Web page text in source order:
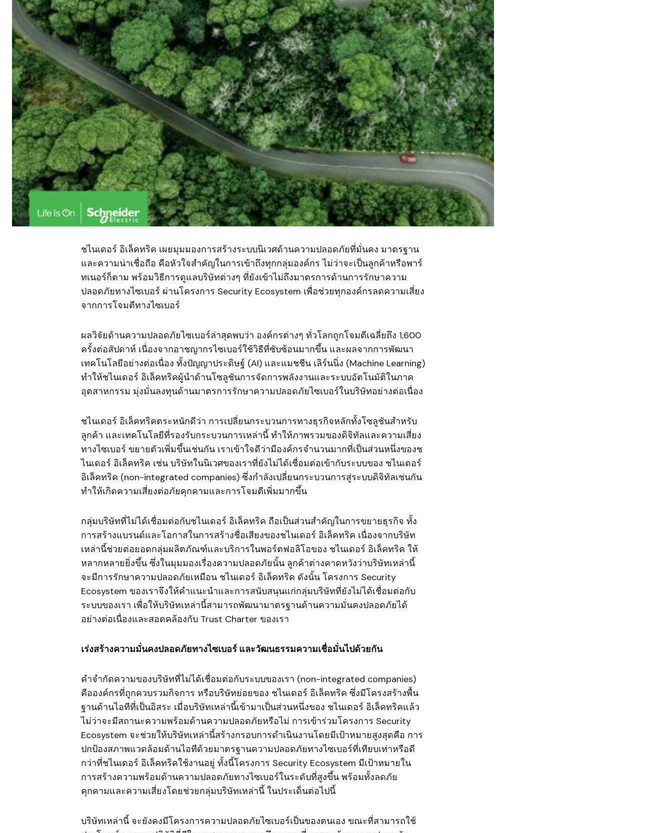
ชไนเดอร์ อิเล็คทริค เผยมุมมองการสร้างระบบนิเวศด้านความปลอดภัยที่มั่นคง มาตรฐาน
และความน่าเชื่อถือ คือหัวใจสำคัญในการเข้าถึงทุกกลุ่มองค์กร ไม่ว่าจะเป็นลูกค้าหรือพาร์
ทเนอร์ก็ตาม พร้อมวิธีการดูแลบริษัทต่างๆ ที่ยังเข้าไม่ถึงมาตรการด้านการรักษาความ
ปลอดภัยทางไซเบอร์ ผ่านโครงการ Security Ecosystem เพื่อช่วยทุกองค์กรลดความเสี่ยง
จากการโจมตีทางไซเบอร์
ผลวิจัยด้านความปลอดภัยไซเบอร์ล่าสุดพบว่า องค์กรต่างๆ ทั่วโลกถูกโจมตีเฉลี่ยถึง 1,600
ครั้งต่อสัปดาห์ เนื่องจากอาชญากรไซเบอร์ใช้วิธีที่ซับซ้อนมากขึ้น และผลจากการพัฒนา
เทคโนโลยีอย่างต่อเนื่อง ทั้งปัญญาประดิษฐ์ (AI) และแมชชีน เลิร์นนิ่ง (Machine Learning)
ทำให้ชไนเดอร์ อิเล็คทริคผู้นำด้านโซลูชันการจัดการพลังงานและระบบอัตโนมัติในภาค
อุตสาหกรรม มุ่งมั่นลงทุนด้านมาตรการรักษาความปลอดภัยไซเบอร์ในบริษัทอย่างต่อเนื่อง
ชไนเดอร์ อิเล็คทริคตระหนักดีว่า การเปลี่ยนกระบวนการทางธุรกิจหลักทั้งโซลูชันสำหรับ
ลูกค้า และเทคโนโลยีที่รองรับกระบวนการเหล่านี้ ทำให้ภาพรวมของดิจิทัลและความเสี่ยง
ทางไซเบอร์ ขยายตัวเพิ่มขึ้นเช่นกัน เราเข้าใจดีว่ามีองค์กรจำนวนมากที่เป็นส่วนหนึ่งของช
ไนเดอร์ อิเล็คทริค เช่น บริษัทในนิเวศของเราที่ยังไม่ได้เชื่อมต่อเข้ากับระบบของ ชไนเดอร์
อิเล็คทริค (non-integrated companies) ซึ่งกำลังเปลี่ยนกระบวนการสู่ระบบดิจิทัลเช่นกัน
ทำให้เกิดความเสี่ยงต่อภัยคุกคามและการโจมตีเพิ่มมากขึ้น
กลุ่มบริษัทที่ไม่ได้เชื่อมต่อกับชไนเดอร์ อิเล็คทริค ถือเป็นส่วนสำคัญในการขยายธุรกิจ ทั้ง
การสร้างแบรนด์และโอกาสในการสร้างชื่อเสียงของชไนเดอร์ อิเล็คทริค เนื่องจากบริษัท
เหล่านี้ช่วยต่อยอดกลุ่มผลิตภัณฑ์และบริการในพอร์ตฟอลิโอของ ชไนเดอร์ อิเล็คทริค ให้
หลากหลายยิ่งขึ้น ซึ่งในมุมมองเรื่องความปลอดภัยนั้น ลูกค้าต่างคาดหวังว่าบริษัทเหล่านี้
จะมีการรักษาความปลอดภัยเหมือน ชไนเดอร์ อิเล็คทริค ดังนั้น โครงการ Security
Ecosystem ของเราจึงให้คำแนะนำและการสนับสนุนแก่กลุ่มบริษัทที่ยังไม่ได้เชื่อมต่อกับ
ระบบของเรา เพื่อให้บริษัทเหล่านี้สามารถพัฒนามาตรฐานด้านความมั่นคงปลอดภัยได้
อย่างต่อเนื่องและสอดคล้องกับ Trust Charter ของเรา
เร่งสร้างความมั่นคงปลอดภัยทางไซเบอร์ และวัฒนธรรมความเชื่อมั่นไปด้วยกัน
คำจำกัดความของบริษัทที่ไม่ได้เชื่อมต่อกับระบบของเรา (non-integrated companies)
คือองค์กรที่ถูกควบรวมกิจการ หรือบริษัทย่อยของ ชไนเดอร์ อิเล็คทริค ซึ่งมีโครงสร้างพื้น
ฐานด้านไอทีที่เป็นอิสระ เมื่อบริษัทเหล่านี้เข้ามาเป็นส่วนหนึ่งของ ชไนเดอร์ อิเล็คทริคแล้ว
ไม่ว่าจะมีสถานะความพร้อมด้านความปลอดภัยหรือไม่ การเข้าร่วมโครงการ Security
Ecosystem จะช่วยให้บริษัทเหล่านี้สร้างกรอบการดำเนินงานโดยมีเป้าหมายสูงสุดคือ การ
ปกป้องสภาพแวดล้อมด้านไอทีด้วยมาตรฐานความปลอดภัยทางไซเบอร์ที่เทียบเท่าหรือดี
กว่าที่ชไนเดอร์ อิเล็คทริคใช้งานอยู่ ทั้งนี้โครงการ Security Ecosystem มีเป้าหมายใน
การสร้างความพร้อมด้านความปลอดภัยทางไซเบอร์ในระดับที่สูงขึ้น พร้อมทั้งลดภัย
คุกคามและความเสี่ยงโดยช่วยกลุ่มบริษัทเหล่านี้ ในประเด็นต่อไปนี้
บริษัทเหล่านี้ จะยังคงมีโครงการความปลอดภัยไซเบอร์เป็นของตนเอง ขณะที่สามารถใช้